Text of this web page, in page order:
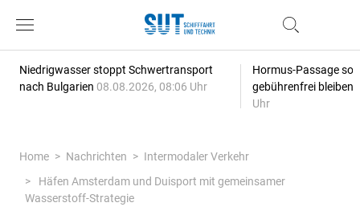
Niedrigwasser stoppt Schwertransport
nach Bulgarien 08.08.2026, 08:06 Uhr
Hormus-Passage
gebührenfrei bleiben
Uhr
Home Nachrichten
Intermodaler Verkehr
Häfen Amsterdam und Duisport mit gemeinsamer
Wasserstoff-Strategie